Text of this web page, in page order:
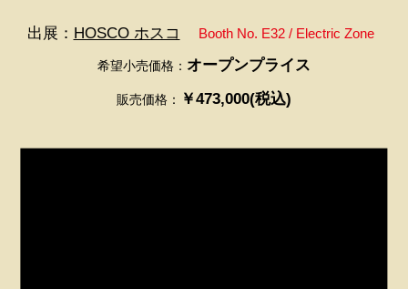
出展： HOSCO ホスコ Booth No. E32 / Electric Zone
希望小売価格： オープンプライス
販売価格： ￥473,000(税込)